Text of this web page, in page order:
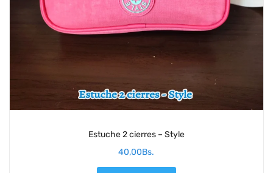
Estuche 2 cierres – Style
40,00Bs.